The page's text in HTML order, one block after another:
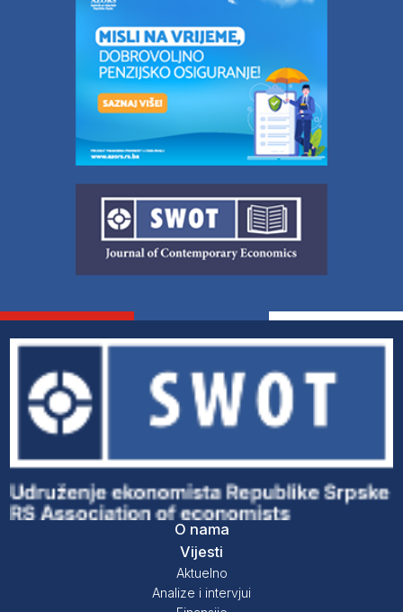
O nama
Vijesti
Aktuelno
Analize i intervjui